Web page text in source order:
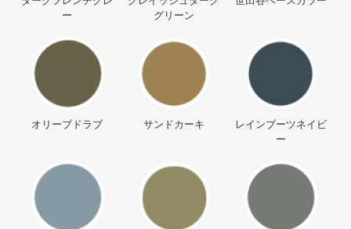
ー
グリーン
オリーブドラブ サンドカーキ
レインブーツネイビ
ー